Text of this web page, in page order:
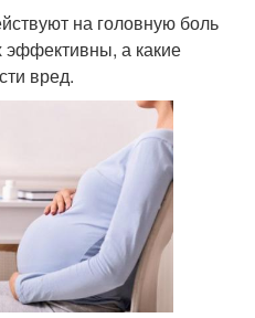
на головную боль
эффективны, а какие
вред.